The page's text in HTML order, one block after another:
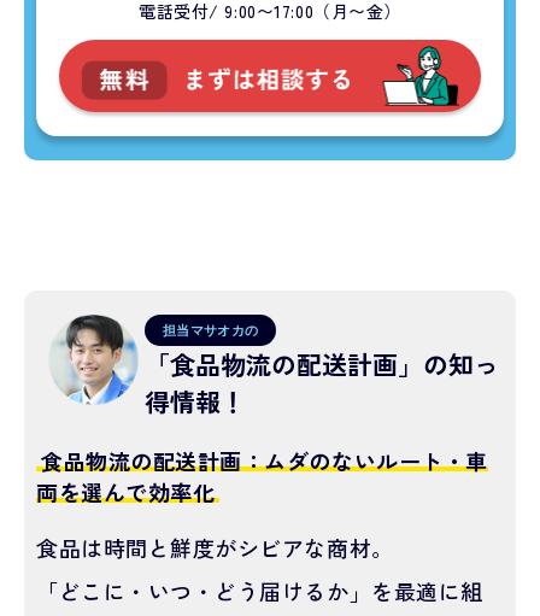
電話受付/ 9:00〜17:00（月〜金）
担当マサオカの
「食品物流の配送計画」の知っ
得情報！
食品物流の配送計画：ムダのないルート・車
両を選んで効率化
食品は時間と鮮度がシビアな商材。
「どこに・いつ・どう届けるか」を最適に組